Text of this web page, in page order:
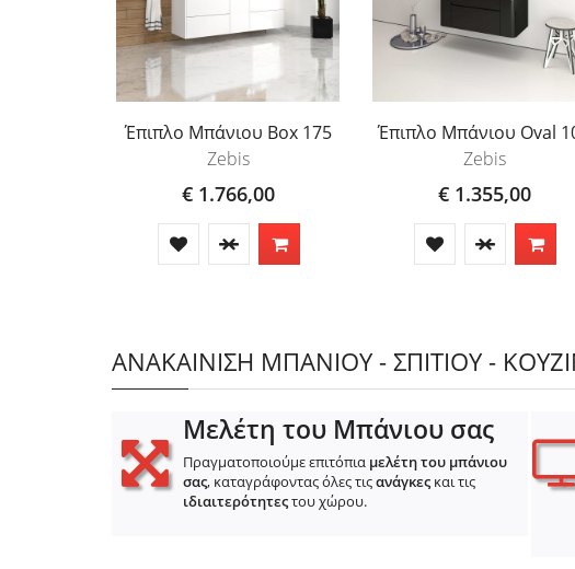
Έπιπλο Μπάνιου Box 175
Zebis
€ 1.766,00
Έπιπλο Μπάνιου Oval
Zebis
€ 1.355,00
ΑΝΑΚΑΙΝΙΣΗ ΜΠΑΝΙΟΥ - ΣΠΙΤΙΟΥ -
Μελέτη του Μπάνιου σας
Πραγματοποιούμε επιτόπια μελέτη του μπάνιου
σας, καταγράφοντας όλες τιςανάγκες και τις
ιδιαιτερότητεςτου χώρου.